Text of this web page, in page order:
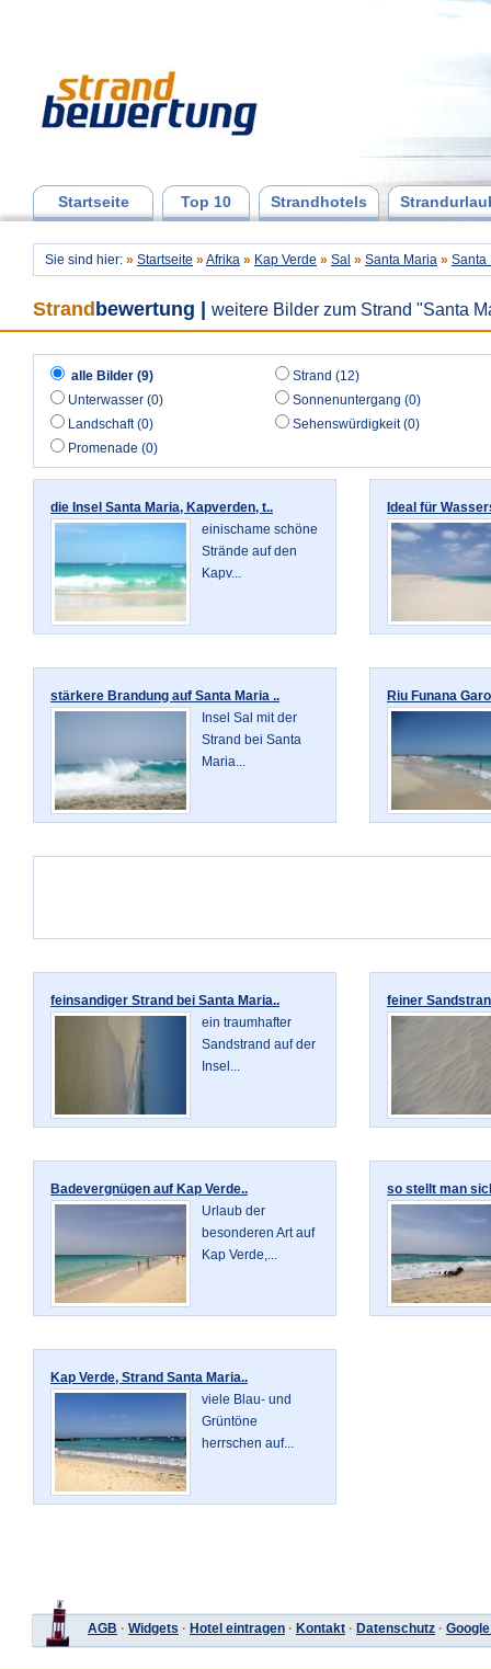
Startseite Top 10 Strandhotels
Sie sind hier: » Startseite » Afrika » Kap Verde » Sal » Santa Maria » Santa
Strand bewertung weitere Bilder zum Strand "Santa
alle Bilder (9)
Strand (12)
Unterwasser (0)
Sonnenuntergang (0)
Landschaft (0)
Sehenswürdigkeit (0)
Promenade (0)
die Insel Santa Maria, Kapverden, t..
einischame schöne
Strände auf den
Kapv...
Ideal für
stärkere Brandung auf Santa Maria ..
Insel Sal mit der
Strand bei Santa
Maria...
Riu Funana
feinsandiger Strand bei Santa Maria..
ein traumhafter
Sandstrand auf der
Insel...
feiner
Badevergnügen auf Kap Verde..
Urlaub der
besonderen Art auf
Kap Verde,...
so stellt man
Kap Verde, Strand Santa Maria..
viele Blau- und
Grüntöne
herrschen auf...
AGB · Widgets · Hotel eintragen · Kontakt · Datenschutz ·